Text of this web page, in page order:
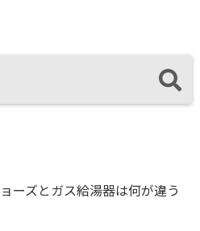
ーズとガス給湯器は何が違う